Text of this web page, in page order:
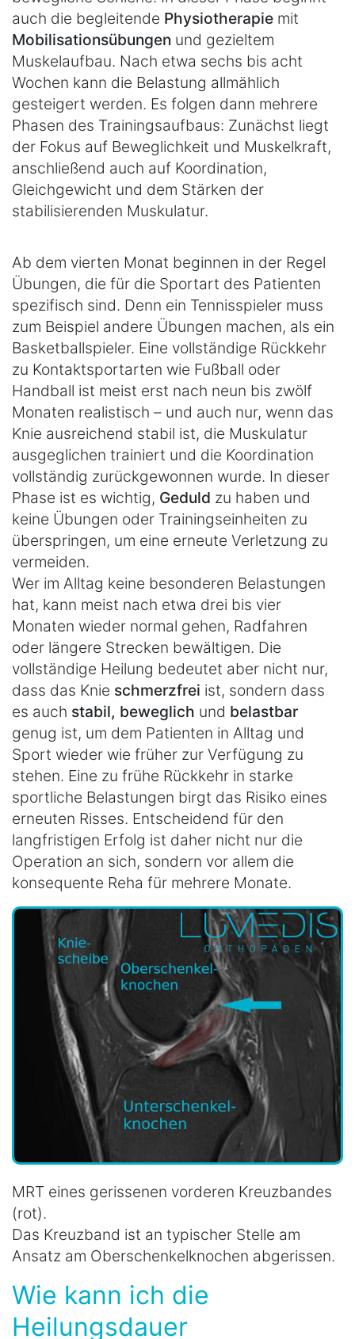
auch die begleitende Physiotherapie mit
Mobilisationsübungen und gezieltem
Muskelaufbau. Nach etwa sechs bis acht
Wochen kann die Belastung allmählich
gesteigert werden. Es folgen dann mehrere
Phasen des Trainingsaufbaus: Zunächst liegt
der Fokus auf Beweglichkeit und Muskelkraft,
anschließend auch auf Koordination,
Gleichgewicht und dem Stärken der
stabilisierenden Muskulatur.
Ab dem vierten Monat beginnen in der Regel
Übungen, die für die Sportart des Patienten
spezifisch sind. Denn ein Tennisspieler muss
zum Beispiel andere Übungen machen, als ein
Basketballspieler. Eine vollständige Rückkehr
zu Kontaktsportarten wie Fußball oder
Handball ist meist erst nach neun bis zwölf
Monaten realistisch – und auch nur, wenn das
Knie ausreichend stabil ist, die Muskulatur
ausgeglichen trainiert und die Koordination
vollständig zurückgewonnen wurde. In dieser
Phase ist es wichtig, Geduld zu haben und
keine Übungen oder Trainingseinheiten zu
überspringen, um eine erneute Verletzung zu
vermeiden.
Wer im Alltag keine besonderen Belastungen
hat, kann meist nach etwa drei bis vier
Monaten wieder normal gehen, Radfahren
oder längere Strecken bewältigen. Die
vollständige Heilung bedeutet aber nicht nur,
dass das Knie schmerzfrei ist, sondern dass
es auch stabil, beweglich und belastbar
genug ist, um dem Patienten in Alltag und
Sport wieder wie früher zur Verfügung zu
stehen. Eine zu frühe Rückkehr in starke
sportliche Belastungen birgt das Risiko eines
erneuten Risses. Entscheidend für den
langfristigen Erfolg ist daher nicht nur die
Operation an sich, sondern vor allem die
konsequente Reha für mehrere Monate.
MRT eines gerissenen vorderen Kreuzbandes
(rot).
Das Kreuzband ist an typischer Stelle am
Ansatz am Oberschenkelknochen abgerissen.
Wie kann ich die
Heilungsdauer